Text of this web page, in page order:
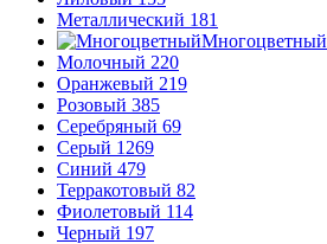
Металлический 181
Многоцветный
Молочный 220
Оранжевый 219
Розовый 385
Серебряный 69
Серый 1269
Синий 479
Терракотовый 82
Фиолетовый 114
Черный 197